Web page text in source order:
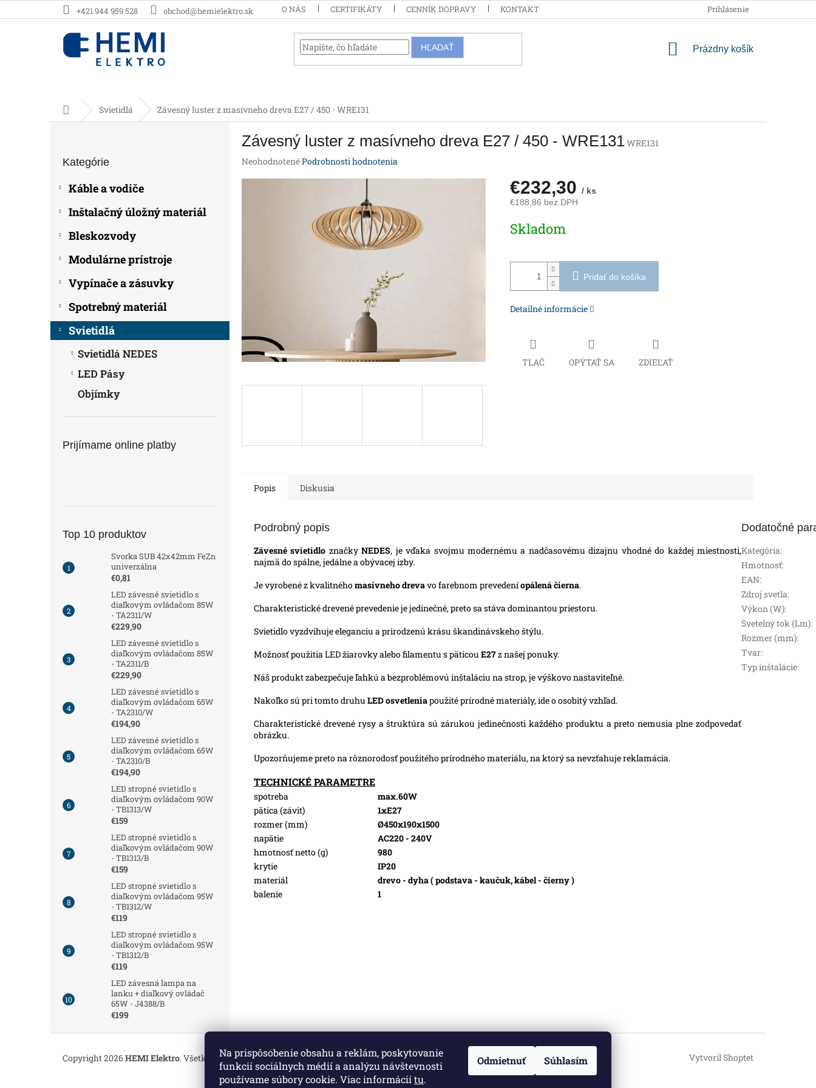
Na prispôsobenie obsahu a reklám, poskytovanie
funkcií sociálnych médií a analýzu návštevnosti
používame súbory cookie. Viac informáciítu.
Odmietnuť Súhlasím
na
+421 944 959 528 obchod@hemielektro.sk O NÁS CERTIFIKÁTY CENNÍK DOPRAVY KONTAKT PODMIENKY OCHRANY
Prihlásenie
HĽADAŤ
NÁKUPNÝ
Prázdny košík
DomovSvietidlá Závesný luster z masívneho dreva E27 / 450 - WRE131
kategórie
Kategórie
Káble a vodiče
Inštalačný úložný materiál
Bleskozvody
Modulárne prístroje
Vypínače a zásuvky
Spotrebný materiál
Svietidlá
Svietidlá NEDES
LED Pásy
Objímky
Prijímame online platby
Top 10 produktov
Svorka SUB 42x42mm FeZn
univerzálna
€0,81
LED závesné svietidlo s
diaľkovým ovládačom 85W
- TA2311/W
€229,90
LED závesné svietidlo s
diaľkovým ovládačom 85W
- TA2311/B
€229,90
LED závesné svietidlo s
diaľkovým ovládačom 65W
- TA2310/W
€194,90
LED závesné svietidlo s
diaľkovým ovládačom 65W
- TA2310/B
€194,90
LED stropné svietidlo s
diaľkovým ovládačom 90W
- TB1313/W
€159
LED stropné svietidlo s
diaľkovým ovládačom 90W
- TB1313/B
€159
LED stropné svietidlo s
diaľkovým ovládačom 95W
- TB1312/W
€119
LED stropné svietidlo s
diaľkovým ovládačom 95W
- TB1312/B
€119
LED závesná lampa na
lanku + diaľkový ovládač
65W - J4388/B
€199
Závesný luster z masívneho dreva E27 / 450 - WRE131WRE131
Priemerné
NeohodnotenéPodrobnosti hodnotenia
€232,30 / ks
€188,86 bez DPH
cena:
Skladom
Pridať do košíka
Detailné informácie
TLAČ OPÝTAŤ SA ZDIEĽAŤ
Popis Diskusia
Podrobný popis
Závesné svietidlo značkyNEDES, je vďaka svojmu modernému a nadčasovému dizajnu vhodné do každej miestnosti,
najmä do spálne, jedálne a obývacej izby.
Je vyrobené z kvalitnéhomasívneho drevavo farebnom prevedeníopálená čierna.
Charakteristické drevené prevedenie je jedinečné, preto sa stáva dominantou priestoru.
Svietidlo vyzdvihuje eleganciu a prirodzenú krásu škandinávskeho štýlu.
Možnosť použitia LED žiarovky alebo filamentu s päticou E27z našej ponuky.
Náš produkt zabezpečuje ľahkú a bezproblémovú inštaláciu na strop, je výškovo nastaviteľné.
Nakoľko sú pri tomto druhu LED osvetleniapoužité prírodné materiály, ide o osobitý vzhľad.
Charakteristické drevené rysy a štruktúra sú zárukou jedinečnosti každého produktu a preto nemusia plne zodpovedať
obrázku.
Upozorňujeme preto na rôznorodosť použitého prírodného materiálu, na ktorý sa nevzťahuje reklamácia.
TECHNICKÉ PARAMETRE
spotreba
max.60W
pätica (závit)
1xE27
rozmer (mm)
Ø450x190x1500
napätie
AC220 - 240V
hmotnosť netto (g)
980
krytie
IP20
materiál
drevo - dyha ( podstava - kaučuk, kábel - čierny )
balenie
1
Dodatočné
Kategória:
Hmotnosť:
EAN:
Zdroj svetla:
Výkon (W):
Svetelný tok (Lm):
Rozmer (mm):
Tvar:
Typ inštalácie:
Vytvoril Shoptet
Copyright 2026HEMI Elektro. Všetky práva vyhradené.Upraviť nastavenie cookies